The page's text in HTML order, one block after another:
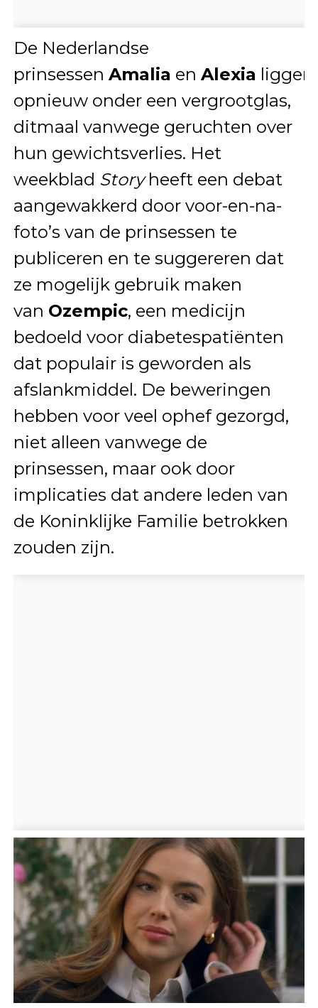
De Nederlandse
prinsessen Amalia en Alexia liggen
opnieuw onder een vergrootglas,
ditmaal vanwege geruchten over
hun gewichtsverlies. Het
weekblad Storyheeft een debat
aangewakkerd door voor-en-na-
foto’s van de prinsessen te
publiceren en te suggereren dat
ze mogelijk gebruik maken
van Ozempic, een medicijn
bedoeld voor diabetespatiënten
dat populair is geworden als
afslankmiddel. De beweringen
hebben voor veel ophef gezorgd,
niet alleen vanwege de
prinsessen, maar ook door
implicaties dat andere leden van
de Koninklijke Familie betrokken
zouden zijn.